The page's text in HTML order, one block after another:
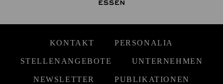
KONTAKT PERSONALIA
STELLENANGEBOTE UNTERNEHMEN
NEWSLETTER PUBLIKATIONEN